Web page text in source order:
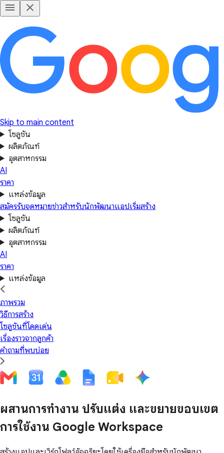
Skip to main content
โซลูชัน
ผลิตภัณฑ์
อุตสาหกรรม
AI
ราคา
แหล่งข้อมูล
สมัครรับจดหมายข่าวสำหรับนักพัฒนาแอปเริ่มสร้าง
โซลูชัน
ผลิตภัณฑ์
อุตสาหกรรม
AI
ราคา
แหล่งข้อมูล
ภาพรวม
วิธีการสร้าง
โซลูชันที่โดดเด่น
เรื่องราวจากลูกค้า
คำถามที่พบบ่อย
ผสานการทำงาน ปรับแต่ง และขยายขอบเขต
การใช้งาน Google Workspace